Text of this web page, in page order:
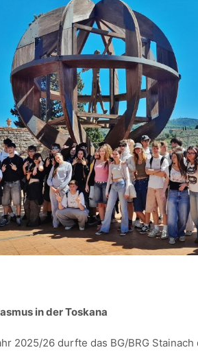
in der Toskana
2025/26 durfte das BG/BRG Stainach